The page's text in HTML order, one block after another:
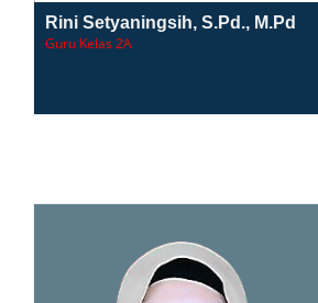
Rini Setyaningsih, S.Pd., M.Pd
Guru Kelas 2A